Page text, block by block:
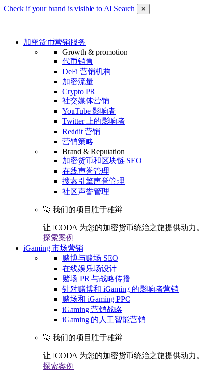
Check if your brand is visible to AI Search ✕
加密货币营销服务
Growth & promotion
代币销售
DeFi 营销机构
加密流量
Crypto PR
社交媒体营销
YouTube 影响者
Twitter 上的影响者
Reddit 营销
营销策略
Brand & Reputation
加密货币和区块链 SEO
在线声誉管理
搜索引擎声誉管理
社区声誉管理
🚀 我们的项目胜于雄辩
让 ICODA 为您的加密货币统治之旅提供动力。
探索案例
iGaming 市场营销
赌博与赌场 SEO
在线娱乐场设计
赌场 PR 与战略传播
针对赌博和 iGaming 的影响者营销
赌场和 iGaming PPC
iGaming 营销战略
iGaming 的人工智能营销
🚀 我们的项目胜于雄辩
让 ICODA 为您的加密货币统治之旅提供动力。
探索案例